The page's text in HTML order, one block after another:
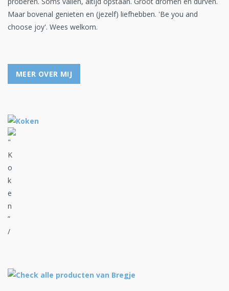
Maar bovenal genieten en (jezelf) liefhebben. 'Be you and
choose joy'. Wees welkom.
MEER OVER MIJ